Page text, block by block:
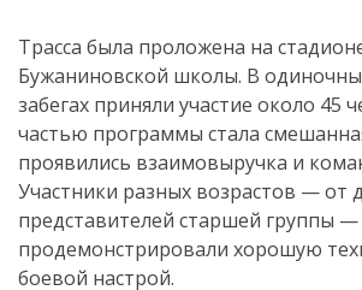
Трасса была проложена на
Бужаниновской школы. В
забегах приняли участие около 45
частью программы стала
проявились взаимовыручка и
Участники разных возрастов — от
представителей старшей группы —
продемонстрировали хорошую
боевой настрой.